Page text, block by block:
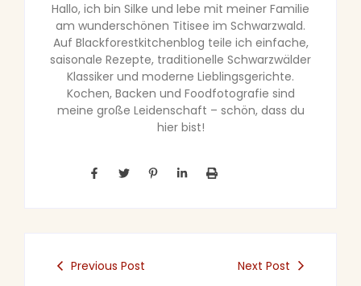
Hallo, ich bin Silke und lebe mit meiner Familie
am wunderschönen Titisee im Schwarzwald.
Auf Blackforestkitchenblog teile ich einfache,
saisonale Rezepte, traditionelle Schwarzwälder
Klassiker und moderne Lieblingsgerichte.
Kochen, Backen und Foodfotografie sind
meine große Leidenschaft – schön, dass du
hier bist!
Previous Post Next Post